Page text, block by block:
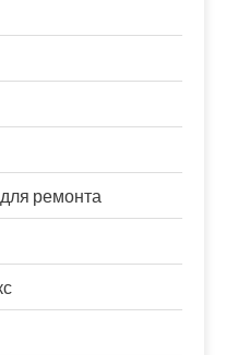
ремонта